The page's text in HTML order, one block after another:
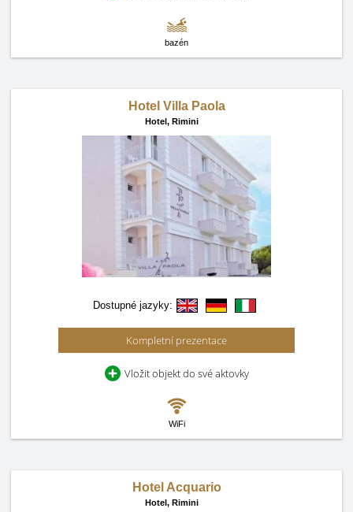
bazén
Hotel Villa Paola
Hotel, Rimini
Dostupné jazyky:
Kompletní prezentace
Vložit objekt do své aktovky
WiFi
Hotel Acquario
Hotel, Rimini